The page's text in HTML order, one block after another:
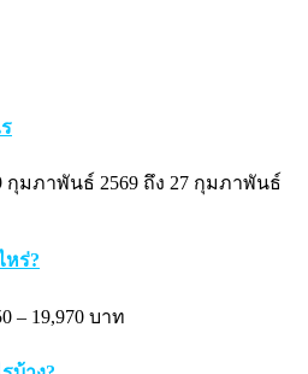
มภาพันธ์ 2569 ถึง 27 กุมภาพันธ์
หร่?
– 19,970 บาท